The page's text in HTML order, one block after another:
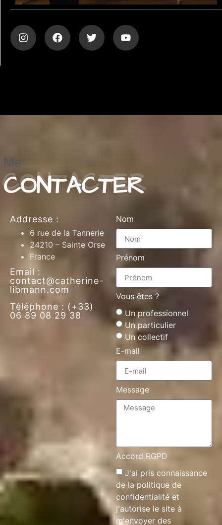
Me
CONTACTER
Addresse :
6 rue de la Tannerie
24210 – Sainte Orse
France
Email :
contact@catherine-
libmann.com
Téléphone : (+33)
06 89 08 29 38
Nom
Prénom
Vous êtes ?
Un professionnel
Un particulier
Un collectif
E-mail
Message
Accord RGPD
J'ai pris connaissance
de la politique de
confidentialité et
j'autorise le site à
m'envoyer des